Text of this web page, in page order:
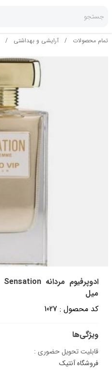
جستجو
تمام محصولات / آرایشی و بهداشتی /
میل
کد محصول : 1027
ویژگی‌ها
قابلیت تحویل حضوری :
فروشگاه آنتیک